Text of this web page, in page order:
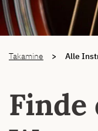
Takamine Alle
Finde